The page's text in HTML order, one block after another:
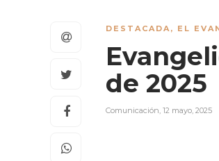
DESTACADA, EL
de 2025
Comunicación, 12 mayo, 2025